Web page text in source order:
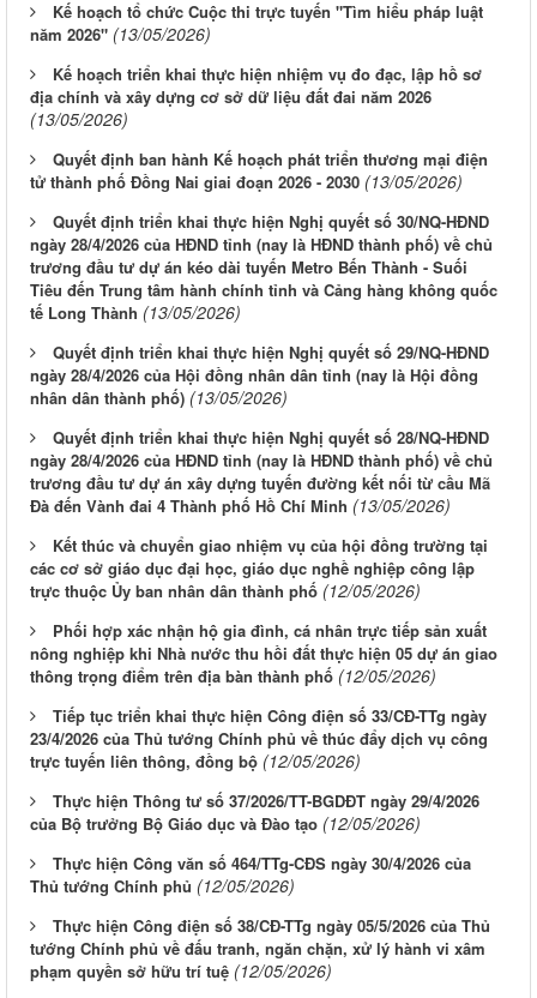
Kế hoạch tổ chức Cuộc thi trực tuyến "Tìm hiểu pháp luật
năm 2026" (13/05/2026)
Kế hoạch triển khai thực hiện nhiệm vụ đo đạc, lập hồ sơ
địa chính và xây dựng cơ sở dữ liệu đất đai năm 2026
(13/05/2026)
Quyết định ban hành Kế hoạch phát triển thương mại điện
tử thành phố Đồng Nai giai đoạn 2026 - 2030 (13/05/2026)
Quyết định triển khai thực hiện Nghị quyết số 30/NQ-HĐND
ngày 28/4/2026 của HĐND tỉnh (nay là HĐND thành phố) về chủ
trương đầu tư dự án kéo dài tuyến Metro Bến Thành - Suối
Tiêu đến Trung tâm hành chính tỉnh và Cảng hàng không quốc
tế Long Thành (13/05/2026)
Quyết định triển khai thực hiện Nghị quyết số 29/NQ-HĐND
ngày 28/4/2026 của Hội đồng nhân dân tỉnh (nay là Hội đồng
nhân dân thành phố) (13/05/2026)
Quyết định triển khai thực hiện Nghị quyết số 28/NQ-HĐND
ngày 28/4/2026 của HĐND tỉnh (nay là HĐND thành phố) về chủ
trương đầu tư dự án xây dựng tuyến đường kết nối từ cầu Mã
Đà đến Vành đai 4 Thành phố Hồ Chí Minh (13/05/2026)
Kết thúc và chuyển giao nhiệm vụ của hội đồng trường tại
các cơ sở giáo dục đại học, giáo dục nghề nghiệp công lập
trực thuộc Ủy ban nhân dân thành phố (12/05/2026)
Phối hợp xác nhận hộ gia đình, cá nhân trực tiếp sản xuất
nông nghiệp khi Nhà nước thu hồi đất thực hiện 05 dự án giao
thông trọng điểm trên địa bàn thành phố (12/05/2026)
Tiếp tục triển khai thực hiện Công điện số 33/CĐ-TTg ngày
23/4/2026 của Thủ tướng Chính phủ về thúc đẩy dịch vụ công
trực tuyến liên thông, đồng bộ (12/05/2026)
Thực hiện Thông tư số 37/2026/TT-BGDĐT ngày 29/4/2026
của Bộ trưởng Bộ Giáo dục và Đào tạo (12/05/2026)
Thực hiện Công văn số 464/TTg-CĐS ngày 30/4/2026 của
Thủ tướng Chính phủ (12/05/2026)
Thực hiện Công điện số 38/CĐ-TTg ngày 05/5/2026 của Thủ
tướng Chính phủ về đấu tranh, ngăn chặn, xử lý hành vi xâm
phạm quyền sở hữu trí tuệ (12/05/2026)